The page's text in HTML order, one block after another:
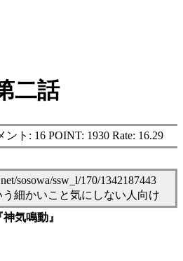
二話
ト: 16 POINT: 1930 Rate: 16.29
sosowa/ssw_l/170/1342187443
細かいこと気にしない人向け
神気鳴動』